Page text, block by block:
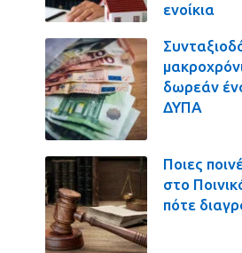
ενοίκια
δωρεάν
ΔΥΠΑ
Ποιες
στο
πότε